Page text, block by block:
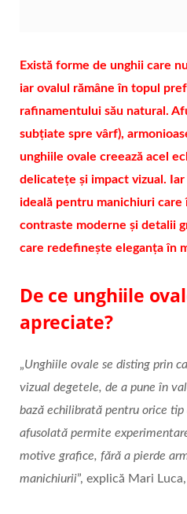
Există forme de unghii care
iar ovalul rămâne în topul
rafinamentului său natural.
subțiate spre vârf),
unghiile ovale creează acel
delicatețe și impact vizual.
ideală pentru manichiuri
contraste moderne și detalii
care redefinește eleganța în
De ce unghiile
apreciate?
„Unghiile ovale se disting prin
vizual degetele, de a pune în
bază echilibrată pentru orice tip
afusolată permite
motive grafice, fără a pierde
manichiurii”, explică Mari